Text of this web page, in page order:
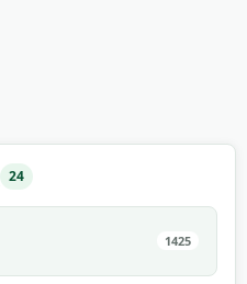
24
1425